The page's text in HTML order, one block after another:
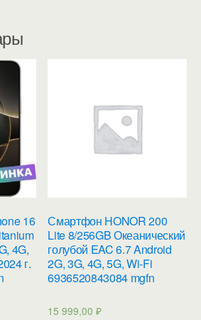
16
4G,
г.
Смартфон HONOR 200
Lite 8/256GB Океанический
голубой EAC 6.7 Android
2G, 3G, 4G, 5G, Wi-Fi
6936520843084 mgfn
15 999,00₽